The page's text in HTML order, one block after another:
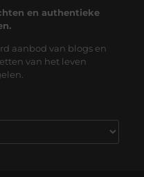
en authentieke
aanbod van blogs en
van het leven